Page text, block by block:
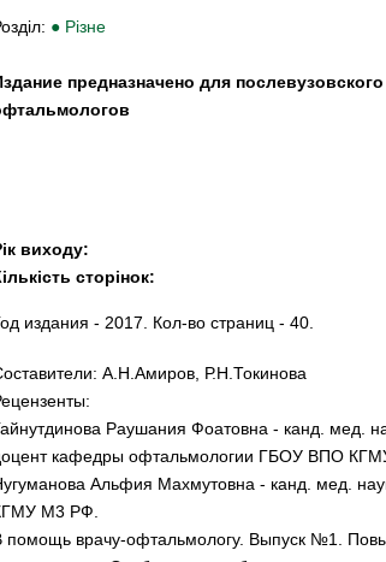
● Різне
предназначено для
виходу:
сторінок:
издания - 2017. Кол-во страниц - 40.
А.Н.Амиров, Р.Н.Токинова
Раушания Фоатовна - канд. мед.
кафедры офтальмологии ГБОУ ВПО
Альфия Махмутовна - канд. мед.
М3 РФ.
помощь врачу-офтальмологу. Выпуск №1.